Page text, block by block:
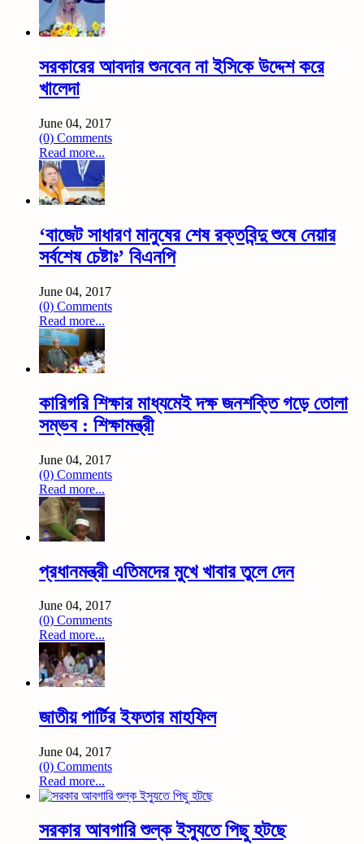
সরকারের আবদার শুনবেন না ইসিকে উদ্দেশ করে
খালেদা
June 04, 2017
(0) Comments
Read more...
‘বাজেট সাধারণ মানুষের শেষ রক্তবিন্দু শুষে নেয়ার
সর্বশেষ চেষ্টাঃ’ বিএনপি
June 04, 2017
(0) Comments
Read more...
কারিগরি শিক্ষার মাধ্যমেই দক্ষ জনশক্তি গড়ে তোলা
সম্ভব : শিক্ষামন্ত্রী
June 04, 2017
(0) Comments
Read more...
প্রধানমন্ত্রী এতিমদের মুখে খাবার তুলে দেন
June 04, 2017
(0) Comments
Read more...
জাতীয় পার্টির ইফতার মাহফিল
June 04, 2017
(0) Comments
Read more...
সরকার আবগারি শুল্ক ইস্যুতে পিছু হটছে